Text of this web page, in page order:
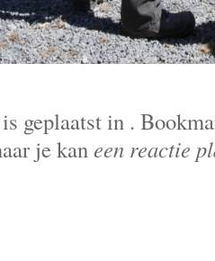
geplaatst in .
je kaneen reactie